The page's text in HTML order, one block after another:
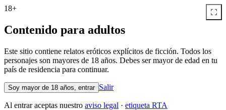
18+
Contenido para adultos
Este sitio contiene relatos eróticos explícitos de ficción. Todos los
personajes son mayores de 18 años. Debes ser mayor de edad en tu
país de residencia para continuar.
Soy mayor de 18 años, entrar Salir
Al entrar aceptas nuestro aviso legal · etiqueta RTA